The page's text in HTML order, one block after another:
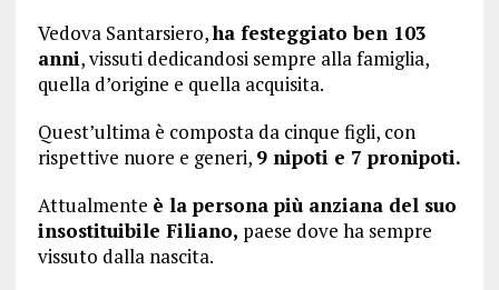
Vedova Santarsiero,ha festeggiato ben 103
anni, vissuti dedicandosi sempre alla famiglia,
quella d’origine e quella acquisita.
Quest’ultima è composta da cinque figli, con
rispettive nuore e generi, 9 nipoti e 7 pronipoti.
Attualmente è la persona più anziana del suo
insostituibile Filiano, paese dove ha sempre
vissuto dalla nascita.